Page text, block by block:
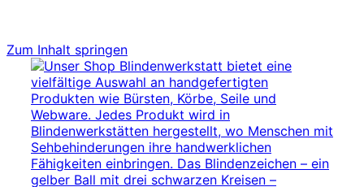
Zum Inhalt springen